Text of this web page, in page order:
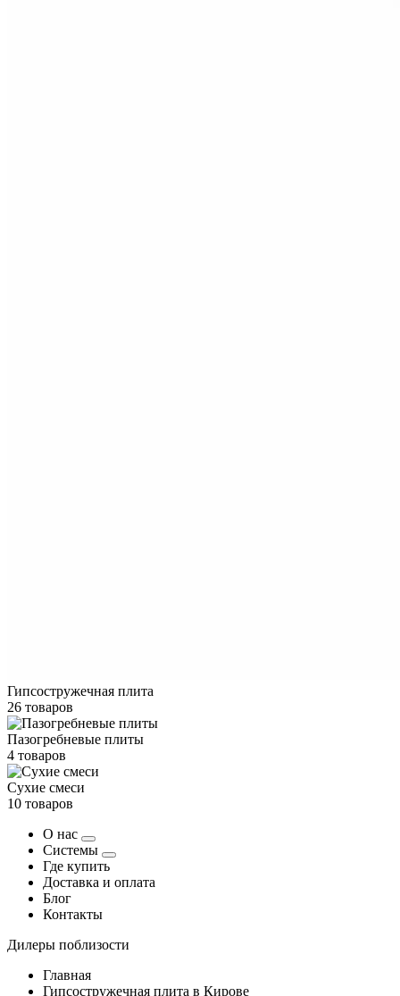
Гипсостружечная плита
26 товаров
Пазогребневые плиты
4 товаров
Сухие смеси
10 товаров
О нас
Системы
Где купить
Доставка и оплата
Блог
Контакты
Дилеры поблизости
Главная
Гипсостружечная плита в Кирове